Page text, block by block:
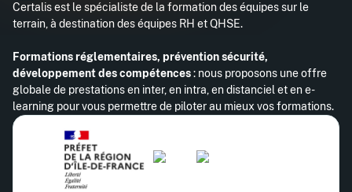
Certalis est le spécialiste de la formation des équipes sur le
terrain, à destination des équipes RH et QHSE.
Formations réglementaires, prévention sécurité,
développement des compétences: nous proposons une offre
globale de prestations en inter, en intra, en distanciel et en e-
learning pour vous permettre de piloter au mieux vos formations.